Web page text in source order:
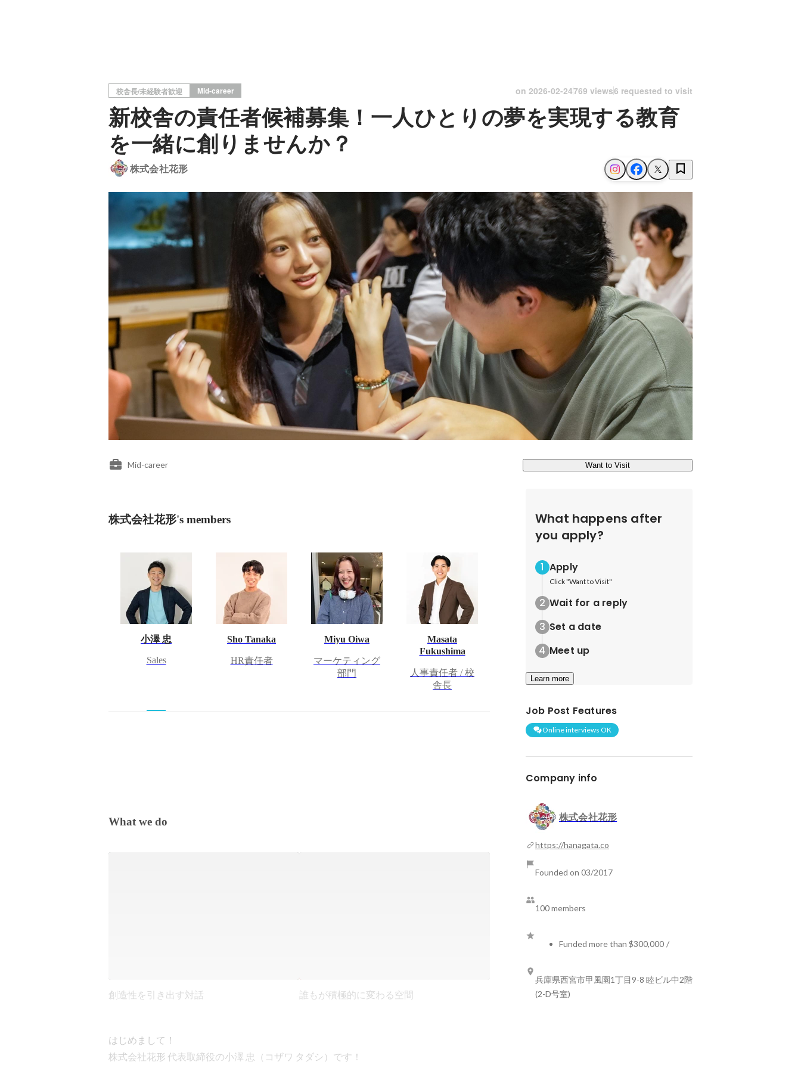
校舎長/未経験者歓迎 Mid-career on 2026-02-24769 views6 requested to visit
新校舎の責任者候補募集！一人ひとりの夢を実現する教育
を一緒に創りませんか？
株式会社花形
Mid-career Want to Visit
株式会社花形's members
小澤 忠
Sales
Sho Tanaka
HR責任者
Miyu Oiwa
マーケティング
部門
Masata
Fukushima
人事責任者 / 校
舎長
What we do
創造性を引き出す対話 誰もが積極的に変わる空間
はじめまして！
株式会社花形 代表取締役の小澤 忠（コザワ タダシ）です！
What happens after
you apply?
Apply
Click "Want to Visit"
Wait for a reply
Set a date
Meet up
Learn more
Job Post Features
Online interviews OK
Company info
株式会社花形
https://hanagata.co
Founded on 03/2017
100 members
Funded more than $300,000 /
兵庫県西宮市甲風園1丁目9-8 睦ビル中2階
(2-D号室)